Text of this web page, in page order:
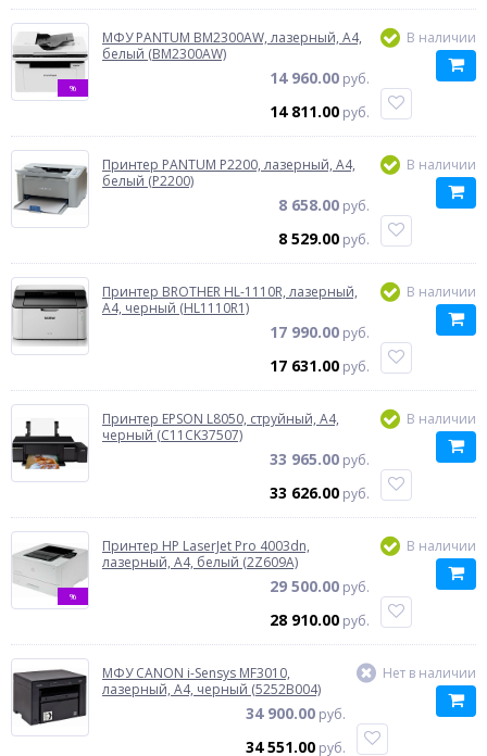
%
МФУ PANTUM BM2300AW, лазерный, A4,
белый (BM2300AW)
14 960.00 руб.
14 811.00 руб.
В наличии
Принтер PANTUM P2200, лазерный, A4,
белый (P2200)
8 658.00 руб.
8 529.00 руб.
В наличии
Принтер BROTHER HL-1110R, лазерный,
A4, черный (HL1110R1)
17 990.00 руб.
17 631.00 руб.
В наличии
Принтер EPSON L8050, струйный, A4,
черный (C11CK37507)
33 965.00 руб.
33 626.00 руб.
В наличии
%
Принтер HP LaserJet Pro 4003dn,
лазерный, A4, белый (2Z609A)
29 500.00 руб.
28 910.00 руб.
В наличии
МФУ CANON i-Sensys MF3010,
лазерный, A4, черный (5252B004)
34 900.00 руб.
34 551.00 руб.
Нет в наличии